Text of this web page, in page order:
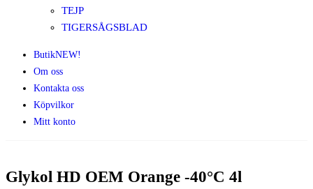
TEJP
TIGERSÅGSBLAD
ButikNEW!
Om oss
Kontakta oss
Köpvilkor
Mitt konto
Glykol HD OEM Orange -40°C 4l